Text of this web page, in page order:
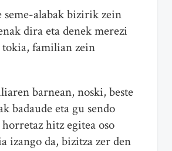
alabak bizirik zein
dira eta denek merezi
familian zein
barnean, noski, beste
badaude eta gu sendo
hitz egitea oso
izango da, bizitza zer den